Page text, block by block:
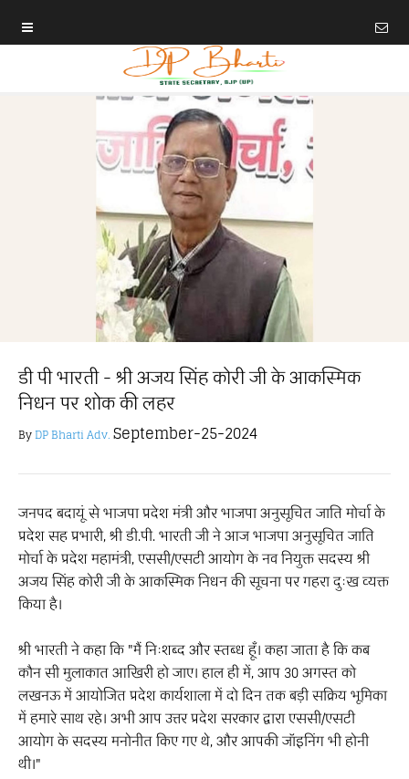
डी पी भारती - श्री अजय सिंह कोरी जी के आकस्मिक
निधन पर शोक की लहर
ByDP Bharti Adv.September-25-2024
जनपद बदायूं से भाजपा प्रदेश मंत्री और भाजपा अनुसूचित जाति मोर्चा के
प्रदेश सह प्रभारी, श्री डी.पी. भारती जी ने आज भाजपा अनुसूचित जाति
मोर्चा के प्रदेश महामंत्री, एससी/एसटी आयोग के नव नियुक्त सदस्य श्री
अजय सिंह कोरी जी के आकस्मिक निधन की सूचना पर गहरा दुःख व्यक्त
किया है।
श्री भारती ने कहा कि "मैं निःशब्द और स्तब्ध हूँ। कहा जाता है कि कब
कौन सी मुलाकात आखिरी हो जाए। हाल ही में, आप 30 अगस्त को
लखनऊ में आयोजित प्रदेश कार्यशाला में दो दिन तक बड़ी सक्रिय भूमिका
में हमारे साथ रहे। अभी आप उत्तर प्रदेश सरकार द्वारा एससी/एसटी
आयोग के सदस्य मनोनीत किए गए थे, और आपकी जॉइनिंग भी होनी
थी।"